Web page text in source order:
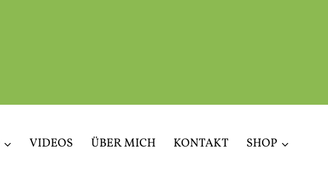
VIDEOS ÜBER MICH KONTAKT SHOP